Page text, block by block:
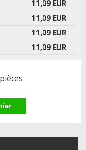
11,09 EUR
11,09 EUR
11,09 EUR
11,09 EUR
pièces